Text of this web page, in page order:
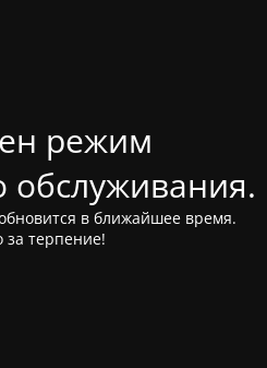
режим
обслуживания.
в ближайшее время.
за терпение!